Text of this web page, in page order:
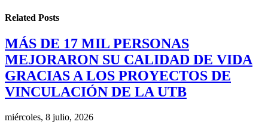
Related Posts
MÁS DE 17 MIL PERSONAS
MEJORARON SU CALIDAD DE VIDA
GRACIAS A LOS PROYECTOS DE
VINCULACIÓN DE LA UTB
miércoles, 8 julio, 2026